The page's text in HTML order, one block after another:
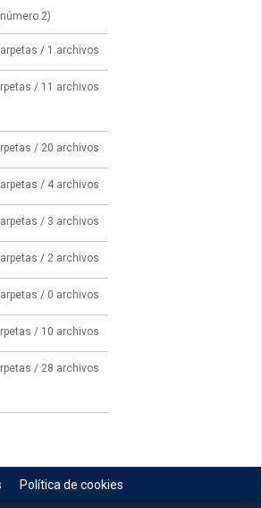
2)
/ 1 archivos
/ 11 archivos
/ 20 archivos
/ 4 archivos
/ 3 archivos
/ 2 archivos
/ 0 archivos
/ 10 archivos
/ 28 archivos
Política de cookies